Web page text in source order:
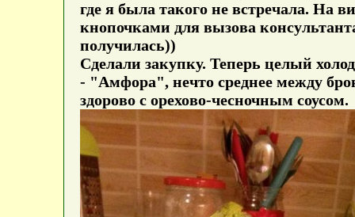
где я была такого не встречала. На
кнопочками для вызова
получилась))
Сделали закупку. Теперь целый
- "Амфора", нечто среднее между
здорово с орехово-чесночным соусом.